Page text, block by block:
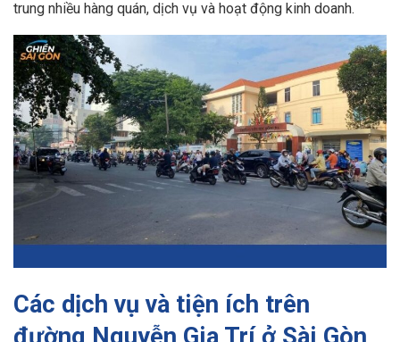
trung nhiều hàng quán, dịch vụ và hoạt động kinh doanh.
Các dịch vụ và tiện ích trên